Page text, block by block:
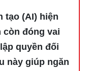
tạo (AI) hiện
còn đóng vai
quyền đối
này giúp ngăn